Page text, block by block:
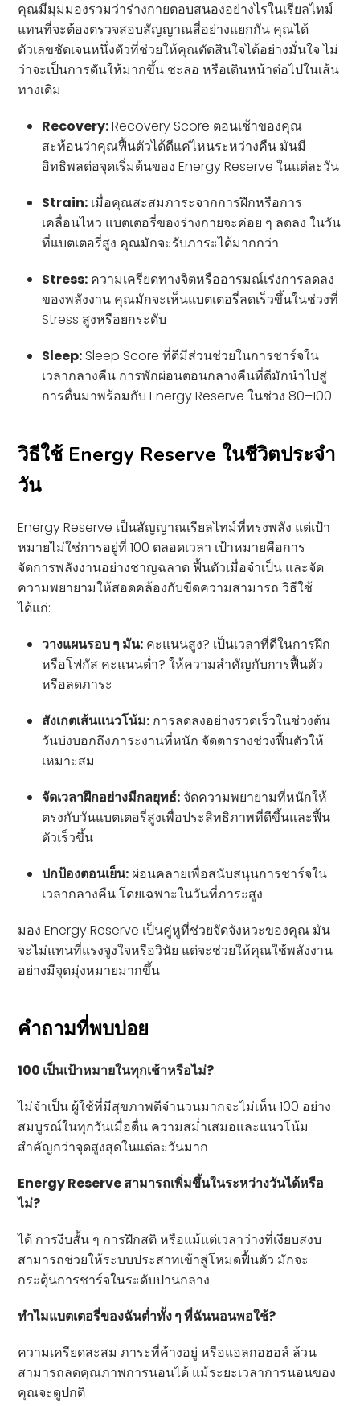
คุณมีมุมมองรวมว่าร่างกายตอบสนองอย่างไรในเรียลไทม์
แทนที่จะต้องตรวจสอบสัญญาณสี่อย่างแยกกัน คุณได้
ตัวเลขชัดเจนหนึ่งตัวที่ช่วยให้คุณตัดสินใจได้อย่างมั่นใจ ไม่
ว่าจะเป็นการดันให้มากขึ้น ชะลอ หรือเดินหน้าต่อไปในเส้น
ทางเดิม
Recovery:Recovery Score ตอนเช้าของคุณ
สะท้อนว่าคุณฟื้นตัวได้ดีแค่ไหนระหว่างคืน มันมี
อิทธิพลต่อจุดเริ่มต้นของ Energy Reserve ในแต่ละวัน
Strain: เมื่อคุณสะสมภาระจากการฝึกหรือการ
เคลื่อนไหว แบตเตอรี่ของร่างกายจะค่อย ๆ ลดลง ในวัน
ที่แบตเตอรี่สูง คุณมักจะรับภาระได้มากกว่า
Stress: ความเครียดทางจิตหรืออารมณ์เร่งการลดลง
ของพลังงาน คุณมักจะเห็นแบตเตอรี่ลดเร็วขึ้นในช่วงที่
Stress สูงหรือยกระดับ
Sleep: Sleep Score ที่ดีมีส่วนช่วยในการชาร์จใน
เวลากลางคืน การพักผ่อนตอนกลางคืนที่ดีมักนำไปสู่
การตื่นมาพร้อมกับ Energy Reserve ในช่วง 80–100
วิธีใช้ Energy Reserve ในชีวิตประจำ
วัน
Energy Reserve เป็นสัญญาณเรียลไทม์ที่ทรงพลัง แต่เป้า
หมายไม่ใช่การอยู่ที่ 100 ตลอดเวลา เป้าหมายคือการ
จัดการพลังงานอย่างชาญฉลาด ฟื้นตัวเมื่อจำเป็น และจัด
ความพยายามให้สอดคล้องกับขีดความสามารถ วิธีใช้
ได้แก่:
วางแผนรอบ ๆ มัน: คะแนนสูง? เป็นเวลาที่ดีในการฝึก
หรือโฟกัส คะแนนต่ำ? ให้ความสำคัญกับการฟื้นตัว
หรือลดภาระ
สังเกตเส้นแนวโน้ม: การลดลงอย่างรวดเร็วในช่วงต้น
วันบ่งบอกถึงภาระงานที่หนัก จัดตารางช่วงฟื้นตัวให้
เหมาะสม
จัดเวลาฝึกอย่างมีกลยุทธ์: จัดความพยายามที่หนักให้
ตรงกับวันแบตเตอรี่สูงเพื่อประสิทธิภาพที่ดีขึ้นและฟื้น
ตัวเร็วขึ้น
ปกป้องตอนเย็น: ผ่อนคลายเพื่อสนับสนุนการชาร์จใน
เวลากลางคืน โดยเฉพาะในวันที่ภาระสูง
มอง Energy Reserve เป็นคู่หูที่ช่วยจัดจังหวะของคุณ มัน
จะไม่แทนที่แรงจูงใจหรือวินัย แต่จะช่วยให้คุณใช้พลังงาน
อย่างมีจุดมุ่งหมายมากขึ้น
คำถามที่พบบ่อย
100 เป็นเป้าหมายในทุกเช้าหรือไม่?
ไม่จำเป็น ผู้ใช้ที่มีสุขภาพดีจำนวนมากจะไม่เห็น 100 อย่าง
สมบูรณ์ในทุกวันเมื่อตื่น ความสม่ำเสมอและแนวโน้ม
สำคัญกว่าจุดสูงสุดในแต่ละวันมาก
Energy Reserve สามารถเพิ่มขึ้นในระหว่างวันได้หรือ
ไม่?
ได้ การงีบสั้น ๆ การฝึกสติ หรือแม้แต่เวลาว่างที่เงียบสงบ
สามารถช่วยให้ระบบประสาทเข้าสู่โหมดฟื้นตัว มักจะ
กระตุ้นการชาร์จในระดับปานกลาง
ทำไมแบตเตอรี่ของฉันต่ำทั้ง ๆ ที่ฉันนอนพอใช้?
ความเครียดสะสม ภาระที่ค้างอยู่ หรือแอลกอฮอล์ ล้วน
สามารถลดคุณภาพการนอนได้ แม้ระยะเวลาการนอนของ
คุณจะดูปกติ